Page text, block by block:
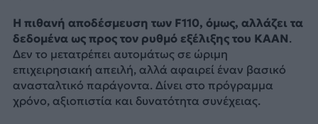
Η πιθανή αποδέσμευση των F110, όμως, αλλάζει τα
δεδομένα ως προς τον ρυθμό εξέλιξης του KAAN.
Δεν το μετατρέπει αυτομάτως σε ώριμη
επιχειρησιακή απειλή, αλλά αφαιρεί έναν βασικό
ανασταλτικό παράγοντα. Δίνει στο πρόγραμμα
χρόνο, αξιοπιστία και δυνατότητα συνέχειας.